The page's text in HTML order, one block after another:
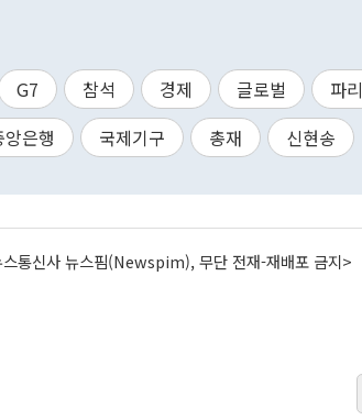
G7 참석 경제 글로벌
파리
앙은행 국제기구 총재 신현송
통신사 뉴스핌(Newspim), 무단 전재-재배포 금지>